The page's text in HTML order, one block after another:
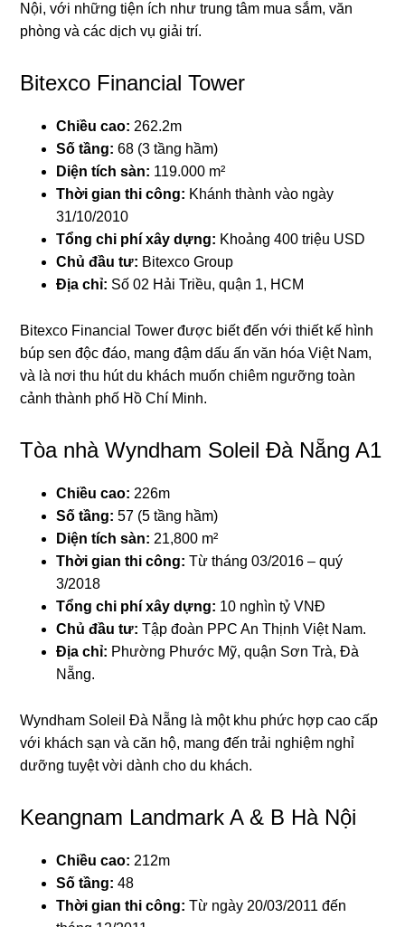
Nội, với những tiện ích như trung tâm mua sắm, văn
phòng và các dịch vụ giải trí.
Bitexco Financial Tower
Chiều cao: 262.2m
Số tầng: 68 (3 tầng hầm)
Diện tích sàn: 119.000 m²
Thời gian thi công: Khánh thành vào ngày
31/10/2010
Tổng chi phí xây dựng: Khoảng 400 triệu USD
Chủ đầu tư: Bitexco Group
Địa chỉ: Số 02 Hải Triều, quận 1, HCM
Bitexco Financial Tower được biết đến với thiết kế hình
búp sen độc đáo, mang đậm dấu ấn văn hóa Việt Nam,
và là nơi thu hút du khách muốn chiêm ngưỡng toàn
cảnh thành phố Hồ Chí Minh.
Tòa nhà Wyndham Soleil Đà Nẵng A1
Chiều cao: 226m
Số tầng: 57 (5 tầng hầm)
Diện tích sàn: 21,800 m²
Thời gian thi công: Từ tháng 03/2016 – quý
3/2018
Tổng chi phí xây dựng: 10 nghìn tỷ VNĐ
Chủ đầu tư: Tập đoàn PPC An Thịnh Việt Nam.
Địa chỉ: Phường Phước Mỹ, quận Sơn Trà, Đà
Nẵng.
Wyndham Soleil Đà Nẵng là một khu phức hợp cao cấp
với khách sạn và căn hộ, mang đến trải nghiệm nghỉ
dưỡng tuyệt vời dành cho du khách.
Keangnam Landmark A & B Hà Nội
Chiều cao: 212m
Số tầng: 48
Thời gian thi công: Từ ngày 20/03/2011 đến